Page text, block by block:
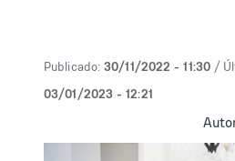
Publicado: 30/11/2022 - 11:30 /
03/01/2023 - 12:21